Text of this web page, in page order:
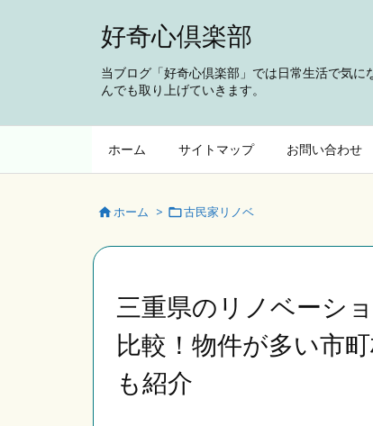
好奇心倶楽部
当ブログ「好奇心倶楽部」では日常生活で気
んでも取り上げていきます。
ホーム サイトマップ お問い合わせ
ホーム > 古民家リノベ
三重県のリノベーシ
比較！物件が多い市
も紹介